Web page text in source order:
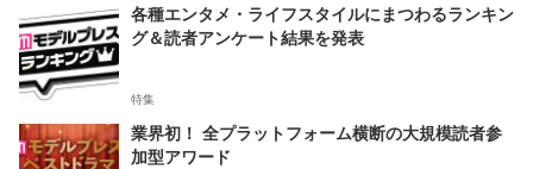
各種エンタメ・ライフスタイルにまつわるランキン
グ＆読者アンケート結果を発表
特集
業界初！ 全プラットフォーム横断の大規模読者参
加型アワード